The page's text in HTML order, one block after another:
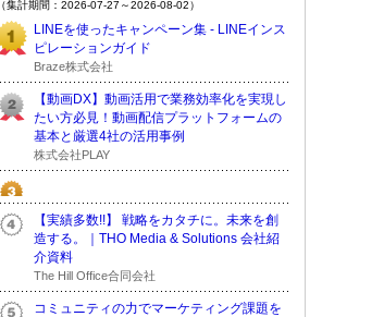
（集計期間：2026-07-27～2026-08-02）
LINEを使ったキャンペーン集 - LINEインス
ピレーションガイド
Braze株式会社
【動画DX】動画活用で業務効率化を実現し
たい方必見！動画配信プラットフォームの
基本と厳選4社の活用事例
株式会社PLAY
【実績多数!!】 戦略をカタチに。未来を創
造する。｜THO Media & Solutions 会社紹
介資料
The Hill Office合同会社
コミュニティの力でマーケティング課題を